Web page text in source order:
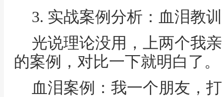
3. 实战案例分析：血泪教
光说理论没用，上两个我
的案例，对比一下就明白了。
血泪案例：我一个朋友，